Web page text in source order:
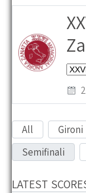
All Gironi
Semifinali
LATEST